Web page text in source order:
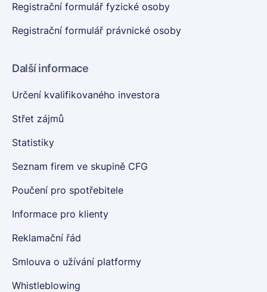
Registrační formulář fyzické osoby
Registrační formulář právnické osoby
Další informace
Určení kvalifikovaného investora
Střet zájmů
Statistiky
Seznam firem ve skupině CFG
Poučení pro spotřebitele
Informace pro klienty
Reklamační řád
Smlouva o užívání platformy
Whistleblowing